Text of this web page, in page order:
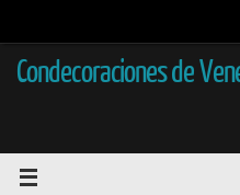
contenido
Condecoraciones de